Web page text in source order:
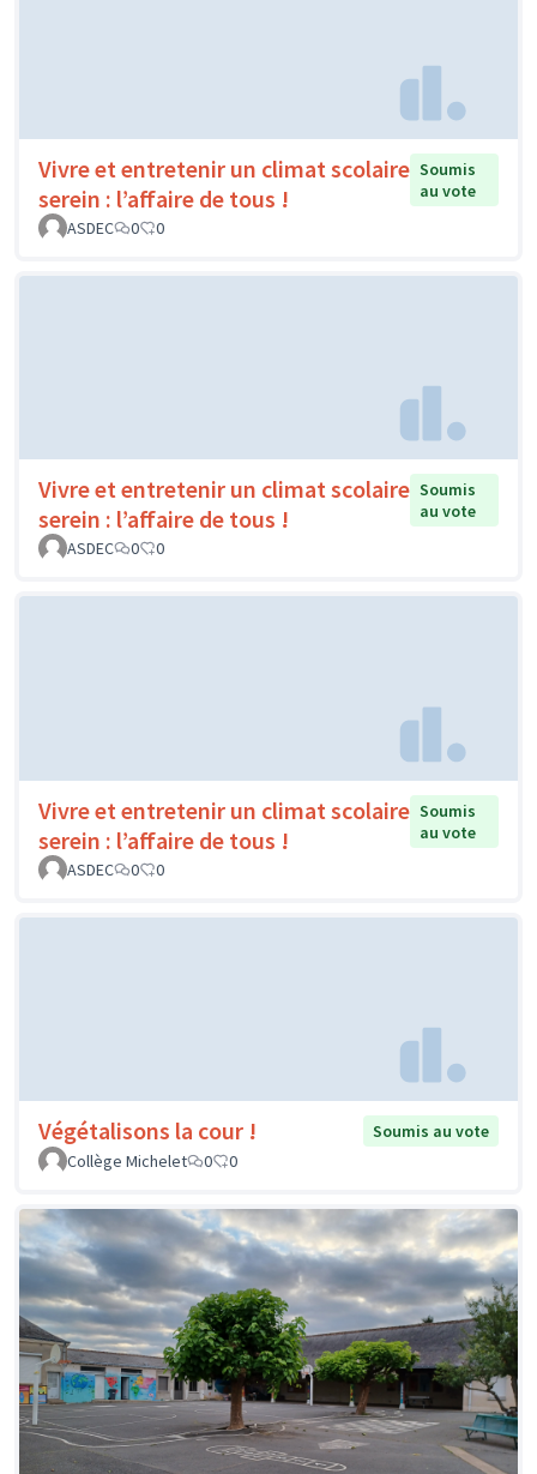
Vivre et entretenir un climat scolaire
serein : l’affaire de tous !
Soumis
au vote
ASDEC
0 0
Vivre et entretenir un climat scolaire
serein : l’affaire de tous !
Soumis
au vote
ASDEC
0 0
Vivre et entretenir un climat scolaire
serein : l’affaire de tous !
Soumis
au vote
ASDEC
0 0
Végétalisons la cour !
Soumis au vote
Collège Michelet
0 0